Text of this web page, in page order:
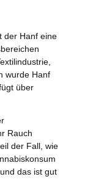
der Hanf eine
wurde Hanf
über
Rauch
der Fall, wie
das ist gut